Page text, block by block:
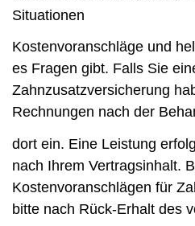
Situationen
Kostenvoranschläge und
es Fragen gibt. Falls Sie
Zahnzusatzversicherung
Rechnungen nach der
dort ein. Eine Leistung
nach Ihrem Vertragsinhalt.
Kostenvoranschlägen für
bitte nach Rück-Erhalt des